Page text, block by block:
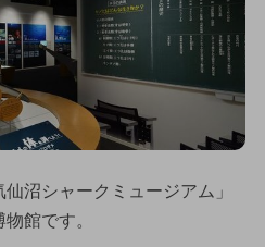
沼シャークミュージアム」
館です。